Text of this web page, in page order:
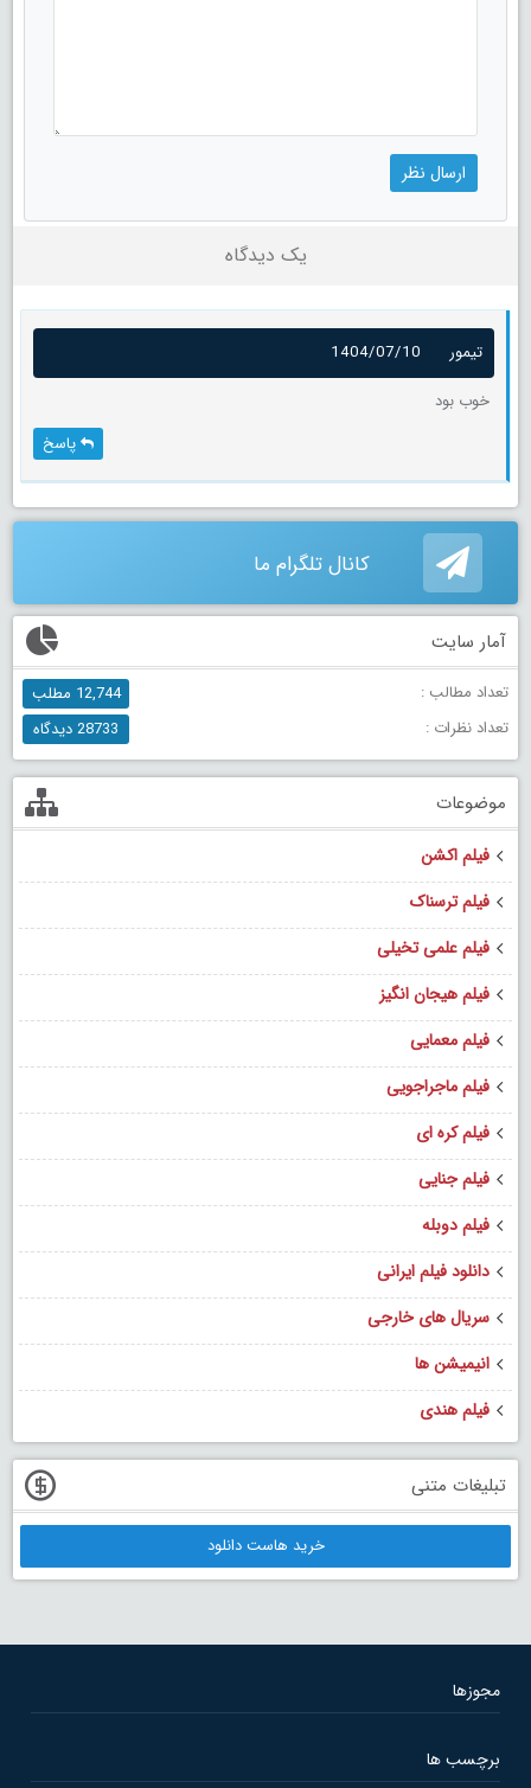
یک دیدگاه
تیمور
1404/07/10
خوب بود
پاسخ
کانال تلگرام ما
آمار سایت
تعداد مطالب :
12,744 مطلب
تعداد نظرات :
28733 دیدگاه
موضوعات
فیلم اکشن
فیلم ترسناک
فیلم علمی تخیلی
فیلم هیجان انگیز
فیلم معمایی
فیلم ماجراجویی
فیلم کره ای
فیلم جنایی
فیلم دوبله
دانلود فیلم ایرانی
سریال های خارجی
انیمیشن ها
فیلم هندی
تبلیغات متنی
خرید هاست دانلود
مجوزها
برچسب ها